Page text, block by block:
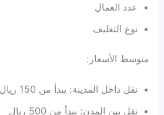
عدد العمال
نوع التغليف
متوسط الأسعار:
نقل داخل المدينة: يبدأ من 150 ريال
نقل بين المدن: يبدأ من 500 ريال